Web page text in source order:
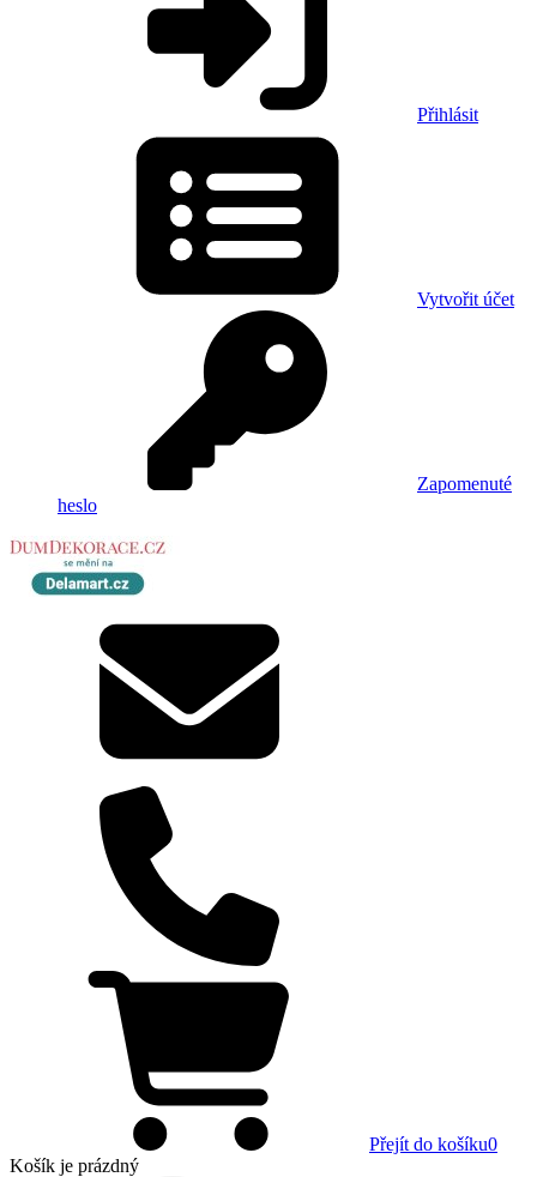
Přihlásit
Vytvořit účet
Zapomenuté
heslo
Přejít do košíku0
Košík je prázdný